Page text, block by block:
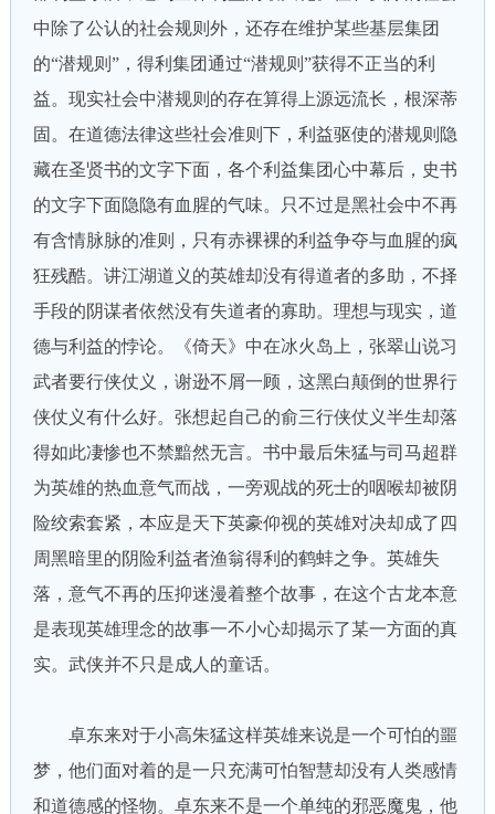
中除了公认的社会规则外，还存在维护某些基层集团
的“潜规则”，得利集团通过“潜规则”获得不正当的利
益。现实社会中潜规则的存在算得上源远流长，根深蒂
固。在道德法律这些社会准则下，利益驱使的潜规则隐
藏在圣贤书的文字下面，各个利益集团心中幕后，史书
的文字下面隐隐有血腥的气味。只不过是黑社会中不再
有含情脉脉的准则，只有赤裸裸的利益争夺与血腥的疯
狂残酷。讲江湖道义的英雄却没有得道者的多助，不择
手段的阴谋者依然没有失道者的寡助。理想与现实，道
德与利益的悖论。《倚天》中在冰火岛上，张翠山说习
武者要行侠仗义，谢逊不屑一顾，这黑白颠倒的世界行
侠仗义有什么好。张想起自己的俞三行侠仗义半生却落
得如此凄惨也不禁黯然无言。书中最后朱猛与司马超群
为英雄的热血意气而战，一旁观战的死士的咽喉却被阴
险绞索套紧，本应是天下英豪仰视的英雄对决却成了四
周黑暗里的阴险利益者渔翁得利的鹤蚌之争。英雄失
落，意气不再的压抑迷漫着整个故事，在这个古龙本意
是表现英雄理念的故事一不小心却揭示了某一方面的真
实。武侠并不只是成人的童话。
卓东来对于小高朱猛这样英雄来说是一个可怕的噩
梦，他们面对着的是一只充满可怕智慧却没有人类感情
和道德感的怪物。卓东来不是一个单纯的邪恶魔鬼，他